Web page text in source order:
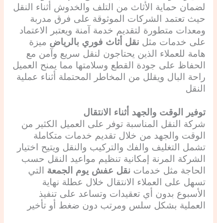
لضمان حماية الأثاث من التلف والخدوش أثناء النقل
حيث تعتمد الشركات الموثوقة على فرق مدربة
ومعدات متطورة لتقديم خدمة آمنة ويعتبر الاعتماد
على خدمات مثل نقل أثاث فوري بالرياض ميزة
هامة للعملاء الذين يحتاجون لنقل سريع وآمن مع
الحفاظ على جودة القطع وسلامتها مما يمنح العميل
راحة البال ويقلل من المخاطر المحتملة أثناء عملية
النقل
توفير الوقت والجهد أثناء الانتقال
شركة النقل المناسبة توفر على العميل الكثير من
الوقت والجهد من خلال تقديم خدمات متكاملة
تشمل التغليف والفك والتركيب والنقل ويتيح اختيار
الشركة المرنة إمكانية تنظيم مواعيد النقل حسب
الحاجة مثل خدمات نقل عفش يوم الجمعة التي
تسهل على العملاء الانتقال خلال عطلة نهاية
الأسبوع بدون أي تعقيدات وتساعد على تنفيذ
العملية بشكل سلس ومرتب دون ضغط أو تأخير